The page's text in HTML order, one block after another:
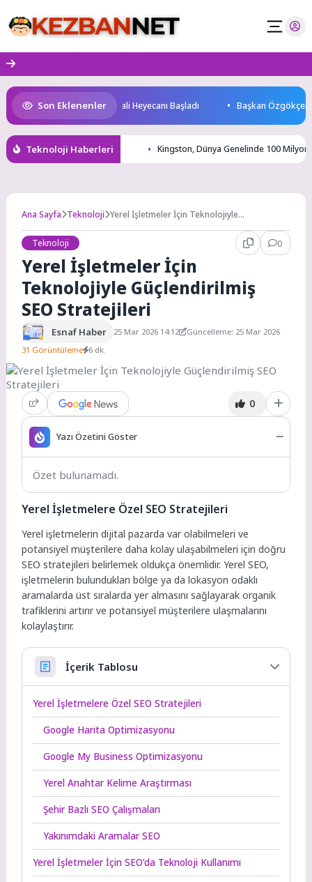
to
content
Son Eklenenler
Konya’da Bisiklet Festivali Heyecanı Başladı Başkan Özgökçen,
Teknoloji Haberleri Kingston, Dünya Genelinde 100 Milyon
Ana Sayfa Teknoloji Yerel İşletmeler İçin Teknolojiyle
Teknoloji
0
Yerel İşletmeler İçin
Teknolojiyle Güçlendirilmiş
SEO Stratejileri
Esnaf Haber 25 Mar 2026 14:12
Güncelleme: 25 Mar 2026
31 Görüntüleme 6 dk.
0
Yazı Özetini Göster
Özet bulunamadı.
Yerel İşletmelere Özel SEO Stratejileri
Yerel işletmelerin dijital pazarda var olabilmeleri ve
potansiyel müşterilere daha kolay ulaşabilmeleri için doğru
SEO stratejileri belirlemek oldukça önemlidir. Yerel SEO,
işletmelerin bulundukları bölge ya da lokasyon odaklı
aramalarda üst sıralarda yer almasını sağlayarak organik
trafiklerini artırır ve potansiyel müşterilere ulaşmalarını
kolaylaştırır.
İçerik Tablosu
Yerel İşletmelere Özel SEO Stratejileri
Google Harita Optimizasyonu
Google My Business Optimizasyonu
Yerel Anahtar Kelime Araştırması
Şehir Bazlı SEO Çalışmaları
Yakınımdaki Aramalar SEO
Yerel İşletmeler İçin SEO’da Teknoloji Kullanımı